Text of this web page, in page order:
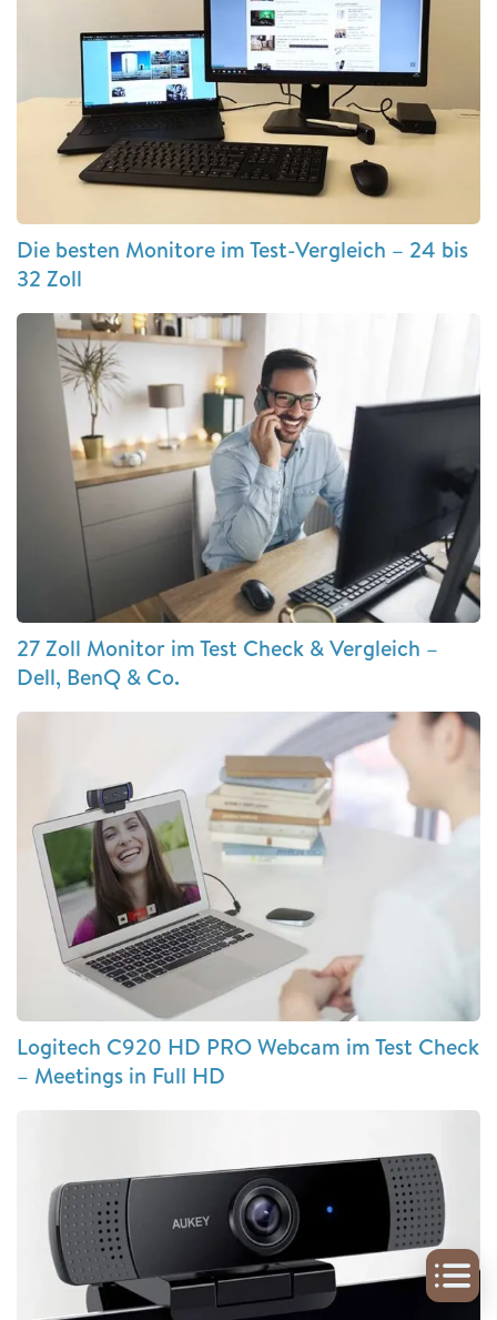
Die besten Monitore im Test-Vergleich – 24 bis
32 Zoll
27 Zoll Monitor im Test Check & Vergleich –
Dell, BenQ & Co.
Logitech C920 HD PRO Webcam im Test Check
– Meetings in Full HD